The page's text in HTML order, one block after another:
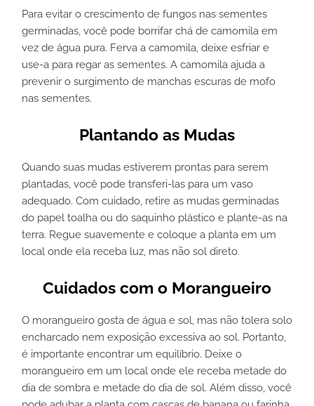
Para evitar o crescimento de fungos nas sementes
germinadas, você pode borrifar chá de camomila em
vez de água pura. Ferva a camomila, deixe esfriar e
use-a para regar as sementes. A camomila ajuda a
prevenir o surgimento de manchas escuras de mofo
nas sementes.
Plantando as Mudas
Quando suas mudas estiverem prontas para serem
plantadas, você pode transferi-las para um vaso
adequado. Com cuidado, retire as mudas germinadas
do papel toalha ou do saquinho plástico e plante-as na
terra. Regue suavemente e coloque a planta em um
local onde ela receba luz, mas não sol direto.
Cuidados com o Morangueiro
O morangueiro gosta de água e sol, mas não tolera solo
encharcado nem exposição excessiva ao sol. Portanto,
é importante encontrar um equilíbrio. Deixe o
morangueiro em um local onde ele receba metade do
dia de sombra e metade do dia de sol. Além disso, você